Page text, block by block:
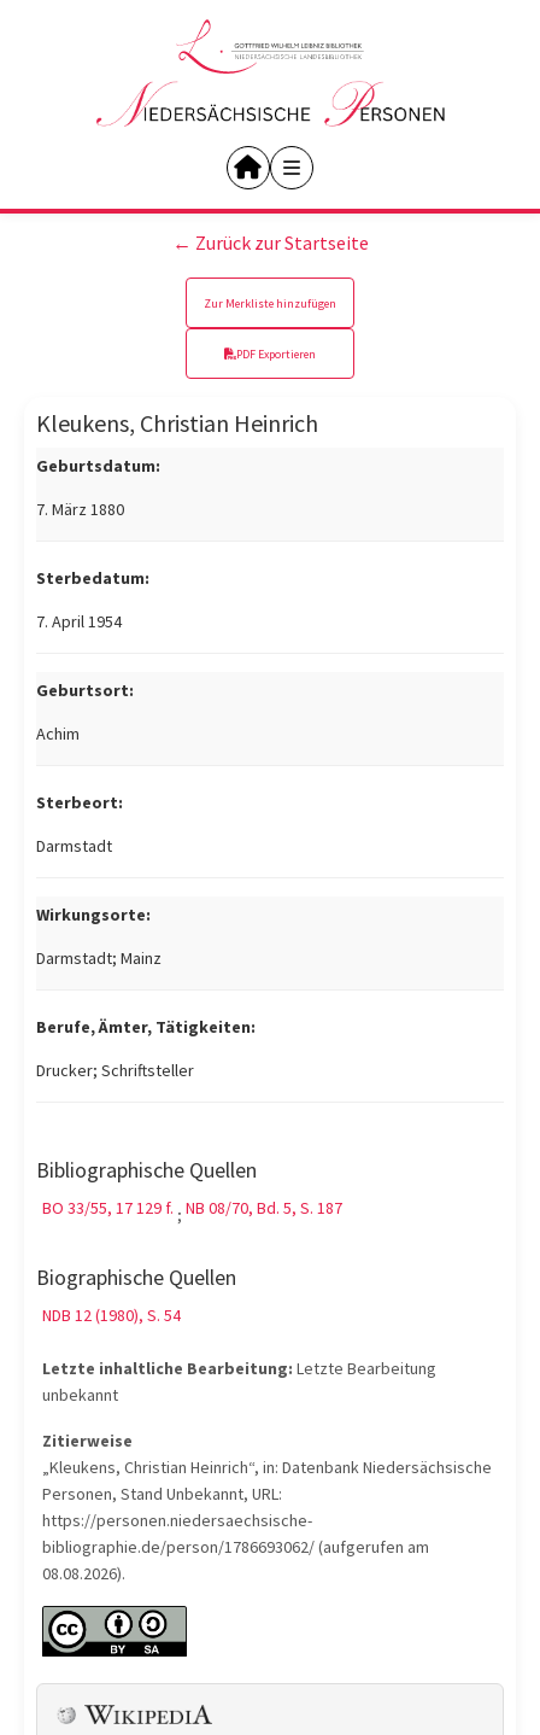
← Zurück zur Startseite
Zur Merkliste hinzufügen
PDF Exportieren
Kleukens, Christian Heinrich
Geburtsdatum:
7. März 1880
Sterbedatum:
7. April 1954
Geburtsort:
Achim
Sterbeort:
Darmstadt
Wirkungsorte:
Darmstadt; Mainz
Berufe, Ämter, Tätigkeiten:
Drucker; Schriftsteller
Bibliographische Quellen
BO 33/55, 17 129 f. ; NB 08/70, Bd. 5, S. 187
Biographische Quellen
NDB 12 (1980), S. 54
Letzte inhaltliche Bearbeitung: Letzte Bearbeitung
unbekannt
Zitierweise
„Kleukens, Christian Heinrich“, in: Datenbank Niedersächsische
Personen, Stand Unbekannt, URL:
https://personen.niedersaechsische-
bibliographie.de/person/1786693062/ (aufgerufen am
08.08.2026).